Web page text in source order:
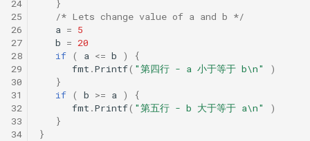
24
25
26
27
28
29
30
31
32
33
34
}
/* Lets change value of a and b */
a = 5
b = 20
if ( a <= b )
{
fmt .Printf( "第四行 - a 小于等于 b\n"
)
}
if ( b >= a )
{
fmt .Printf( "第五行 - b 大于等于 a\n"
)
}
}